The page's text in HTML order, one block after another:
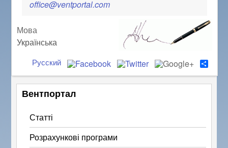
office@ventportal.com
Мова
Українська
S
h
a
r
Русский
Вентпортал
Статті
Розрахункові програми